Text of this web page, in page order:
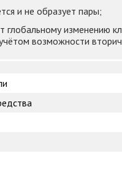
и не образует пары;
глобальному изменению
возможности